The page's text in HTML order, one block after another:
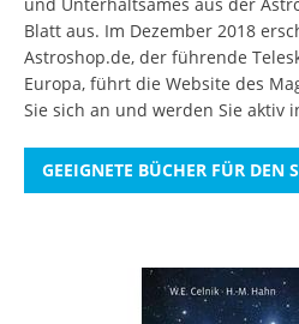
Blatt aus. Im Dezember 2018
Astroshop.de, der führende
Europa, führt die Website des
Sie sich an und werden Sie aktiv
GEEIGNETE BÜCHER FÜR DEN